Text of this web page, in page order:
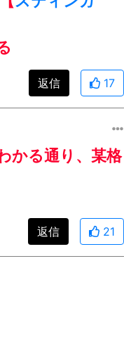
返信 17
かる通り、某格
返信
21